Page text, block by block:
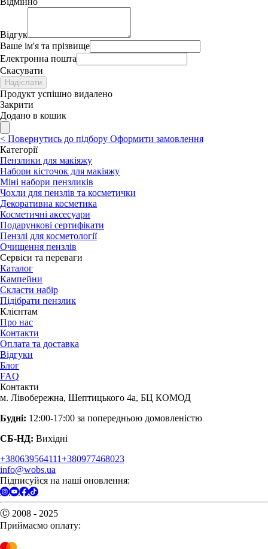
Відгук
Ваше ім'я та прізвище
Електронна пошта
Скасувати
Надіслати
Продукт успішно видалено
Закрити
Додано в кошик
< Повернутись до підбору Оформити замовлення
Категорії
Пензлики для макіяжу
Набори кісточок для макіяжу
Міні набори пензликів
Чохли для пензлів та косметички
Декоративна косметика
Косметичні аксесуари
Подарункові сертифікати
Пензлі для косметології
Очищення пензлів
Сервіси та переваги
Каталог
Кампейни
Скласти набір
Підібрати пензлик
Клієнтам
Про нас
Контакти
Оплата та доставка
Відгуки
Блог
FAQ
Контакти
м. Лівобережна, Шептицького 4а, БЦ КОМОД
Будні: 12:00-17:00 за попередньою домовленістю
СБ-НД: Вихідні
+380639564111+380977468023
info@wobs.ua
Підписуйся на наші оновлення:
Ⓒ 2008 - 2025
Приймаємо оплату: